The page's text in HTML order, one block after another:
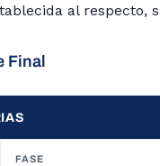
al respecto,
Final
FASE